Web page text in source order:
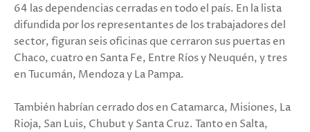
64 las dependencias cerradas en todo el país. En la lista
difundida por los representantes de los trabajadores del
sector, figuran seis oficinas que cerraron sus puertas en
Chaco, cuatro en Santa Fe, Entre Ríos y Neuquén, y tres
en Tucumán, Mendoza y La Pampa.
También habrían cerrado dos en Catamarca, Misiones, La
Rioja, San Luis, Chubut y Santa Cruz. Tanto en Salta,